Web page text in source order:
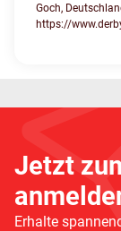
Goch,
https://
Jetzt
Erhalte